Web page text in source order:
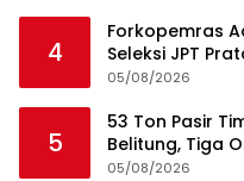
4
Forkopemras
Seleksi JPT
dan Integritas,
05/08/2026
5
53 Ton Pasir
Belitung, Tiga
Diburu
05/08/2026